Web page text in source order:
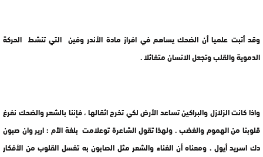
وقد أتبت علميا أن الضحك يساهم في افراز مادة الأندر وفين التي تنشط الحركة
الدموية والقلب وتجعل الانسان متفائلا .
واذا كانت الزلازل والبراكين تساعد الأرض لكي تخرج اثقالها ، فإننا بالشعر والضحك نفرغ
قلوبنا من الهموم والغضب . ولهذا تقول الشاعرة توعلامت بلغة الأم : ارير وان صبون
دك اسريد أيول . ومعناه أن الغناء والشعر مثل الصابون به تغسل القلوب من الأفكار